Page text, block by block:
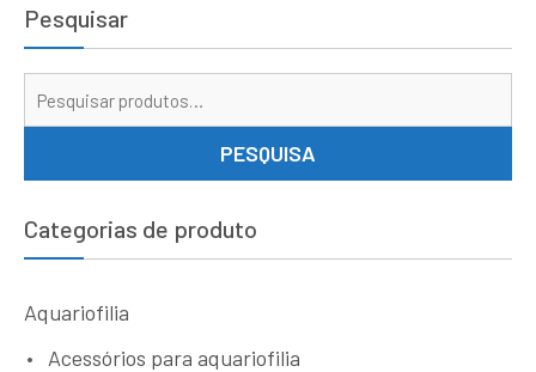
Pesquisar
PESQUISA
Categorias de produto
Aquariofilia
Acessórios para aquariofilia